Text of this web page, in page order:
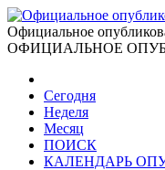
Официальное
ОФИЦИАЛЬНОЕ
Сегодня
Неделя
Месяц
ПОИСК
КАЛЕНДАРЬ